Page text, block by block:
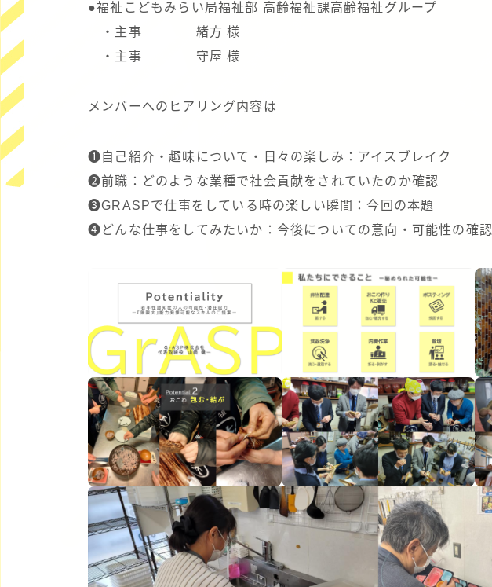
●福祉こどもみらい局福祉部 高齢福祉課高齢福祉グループ
・主事 緒方 様
・主事 守屋 様
メンバーへのヒアリング内容は
❶自己紹介・趣味について・日々の楽しみ：アイスブレイク
❷前職：どのような業種で社会貢献をされていたのか確認
❸GRASPで仕事をしている時の楽しい瞬間：今回の本題
❹どんな仕事をしてみたいか：今後についての意向・可能性の確認